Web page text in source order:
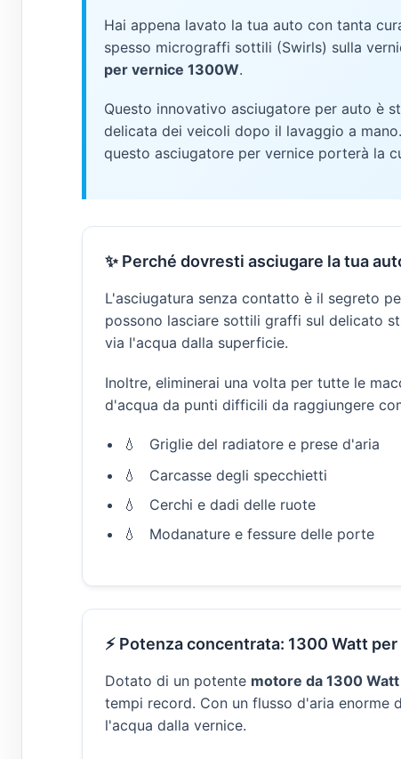
Hai appena lavato la tua auto con tanta
spesso micrograffi sottili (Swirls) sulla
per vernice 1300W.
Questo innovativo asciugatore per auto è
delicata dei veicoli dopo il lavaggio a
questo asciugatore per vernice porterà la
✨ Perché dovresti asciugare la tua
L'asciugatura senza contatto è il segreto
possono lasciare sottili graffi sul delicato
via l'acqua dalla superficie.
Inoltre, eliminerai una volta per tutte le
d'acqua da punti difficili da raggiungere
Griglie del radiatore e prese d'aria
Carcasse degli specchietti
Cerchi e dadi delle ruote
Modanature e fessure delle porte
⚡ Potenza concentrata: 1300 Watt
Dotato di un potente motore da 1300 Watt
tempi record. Con un flusso d'aria enorme
l'acqua dalla vernice.